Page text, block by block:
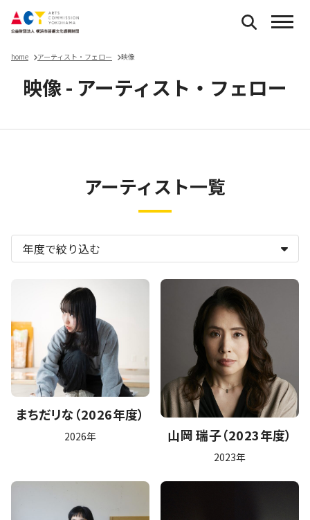
home アーティスト・フェロー 映像
映像 - アーティスト・フェロー
アーティスト一覧
まちだリな（2026年度）
2026年 山岡 瑞子（2023年度）
2023年